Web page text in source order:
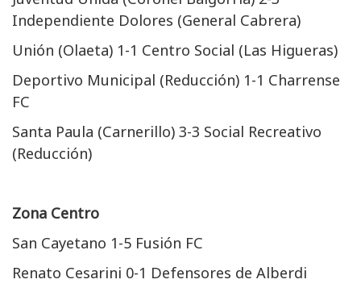
Independiente Dolores (General Cabrera)
Unión (Olaeta) 1-1 Centro Social (Las Higueras)
Deportivo Municipal (Reducción) 1-1 Charrense
FC
Santa Paula (Carnerillo) 3-3 Social Recreativo
(Reducción)
Zona Centro
San Cayetano 1-5 Fusión FC
Renato Cesarini 0-1 Defensores de Alberdi